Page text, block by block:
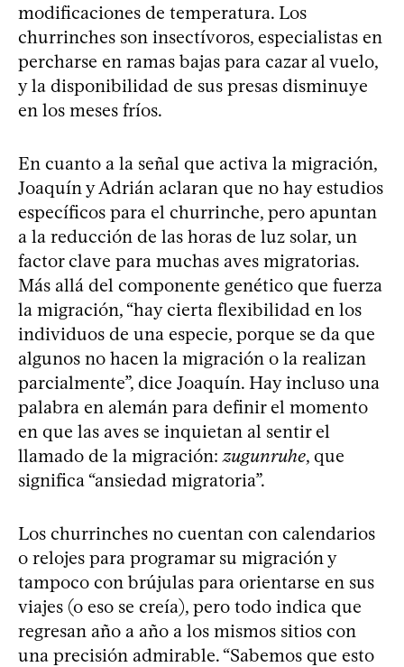
modificaciones de temperatura. Los
churrinches son insectívoros, especialistas en
percharse en ramas bajas para cazar al vuelo,
y la disponibilidad de sus presas disminuye
en los meses fríos.
En cuanto a la señal que activa la migración,
Joaquín y Adrián aclaran que no hay estudios
específicos para el churrinche, pero apuntan
a la reducción de las horas de luz solar, un
factor clave para muchas aves migratorias.
Más allá del componente genético que fuerza
la migración, “hay cierta flexibilidad en los
individuos de una especie, porque se da que
algunos no hacen la migración o la realizan
parcialmente”, dice Joaquín. Hay incluso una
palabra en alemán para definir el momento
en que las aves se inquietan al sentir el
llamado de la migración:zugunruhe, que
significa “ansiedad migratoria”.
Los churrinches no cuentan con calendarios
o relojes para programar su migración y
tampoco con brújulas para orientarse en sus
viajes (o eso se creía), pero todo indica que
regresan año a año a los mismos sitios con
una precisión admirable. “Sabemos que esto